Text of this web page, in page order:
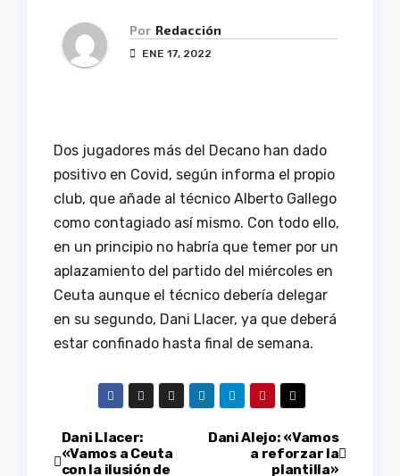
Por Redacción
ENE 17, 2022
Dos jugadores más del Decano han dado
positivo en Covid, según informa el propio
club, que añade al técnico Alberto Gallego
como contagiado así mismo. Con todo ello,
en un principio no habría que temer por un
aplazamiento del partido del miércoles en
Ceuta aunque el técnico debería delegar
en su segundo, Dani Llacer, ya que deberá
estar confinado hasta final de semana.
NavegaciónDani Alejo: «Vamos
a reforzar la
plantilla»
Dani Llacer:
«Vamos a Ceuta
con la ilusión de